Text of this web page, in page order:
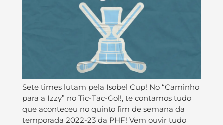
Sete times lutam pela Isobel Cup! No “Caminho
para a Izzy” no Tic-Tac-Gol!, te contamos tudo
que aconteceu no quinto fim de semana da
temporada 2022-23 da PHF! Vem ouvir tudo